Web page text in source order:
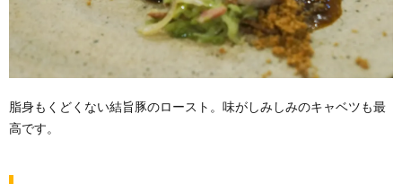
脂身もくどくない結旨豚のロースト。味がしみしみのキャベツも最
高です。